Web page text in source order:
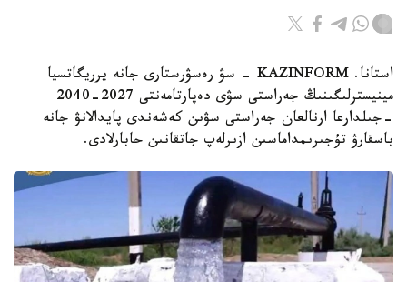
استانا. KAZINFORM - سۋ رەسۋرستارى جانە يرريگاتسيا
مينيسترلىگىنىڭ جەراستى سۋى دەپارتامەنتى 2027-2040
-جىلدارعا ارنالعان جەراستى سۋىن كەشەندى پايدالانۋ جانە
باسقارۋ تۇجىرىمداماسىن ازىرلەپ جاتقانىن حابارلادى.